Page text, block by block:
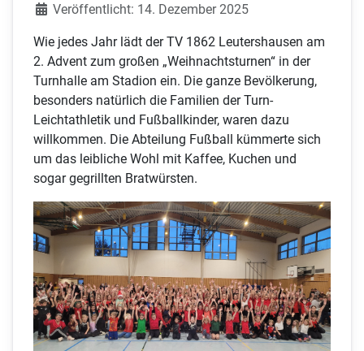
Veröffentlicht: 14. Dezember 2025
Wie jedes Jahr lädt der TV 1862 Leutershausen am
2. Advent zum großen „Weihnachtsturnen“ in der
Turnhalle am Stadion ein. Die ganze Bevölkerung,
besonders natürlich die Familien der Turn-
Leichtathletik und Fußballkinder, waren dazu
willkommen. Die Abteilung Fußball kümmerte sich
um das leibliche Wohl mit Kaffee, Kuchen und
sogar gegrillten Bratwürsten.